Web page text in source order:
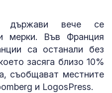
държави вече се
мерки. Във Франция
са останали без
засяга близо 10%
съобщават местните
и LogosPress.